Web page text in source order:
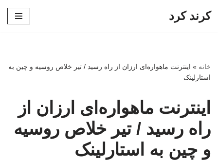
کرند کرد
خانه » اینترنت ماهواره‌ای ارزان از راه رسید / تیر خلاص روسیه و چین به
استارلینک
اینترنت ماهواره‌ای ارزان از
راه رسید / تیر خلاص روسیه
و چین به استارلینک